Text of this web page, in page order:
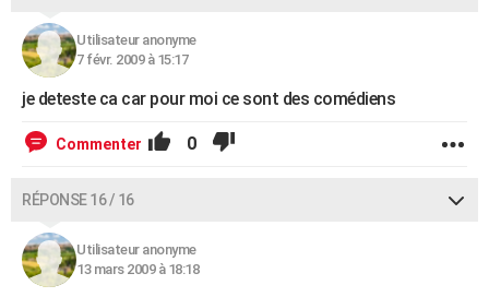
Utilisateur anonyme
7 févr. 2009 à 15:17
je deteste ca car pour moi ce sont des comédiens
Commenter 0
RÉPONSE 16 / 16
Utilisateur anonyme
13 mars 2009 à 18:18